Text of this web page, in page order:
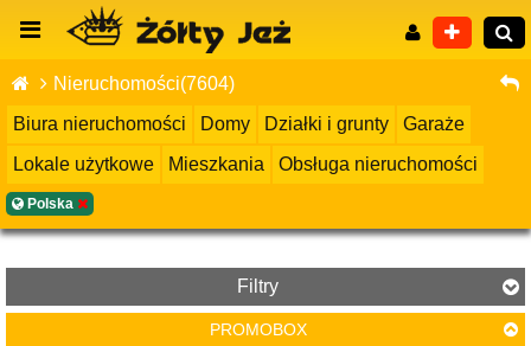
Nieruchomości(7604)
Biura nieruchomości
Domy Działki i grunty
Garaże
Lokale użytkowe
Mieszkania Obsługa nieruchomości
Polska
Filtry
PROMOBOX